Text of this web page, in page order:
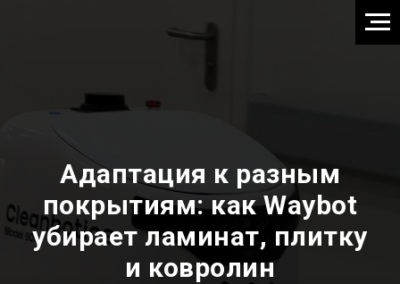
Адаптация к разным
покрытиям: как Waybot
убирает ламинат, плитку
и ковролин